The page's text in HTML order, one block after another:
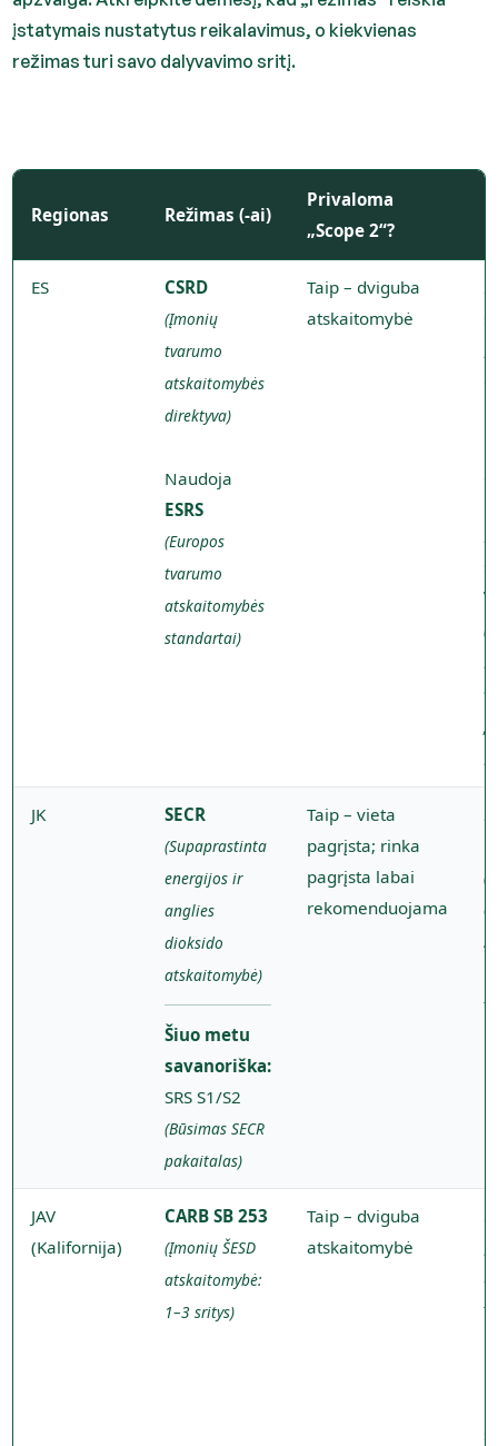
įstatymais nustatytus reikalavimus, o kiekvienas
režimas turi savo dalyvavimo sritį.
Regionas Režimas (-ai)
Privaloma
„Scope 2“?
ES CSRD
(Įmonių
tvarumo
atskaitomybės
direktyva)
Naudoja
ESRS
(Europos
tvarumo
atskaitomybės
standartai)
Taip – dviguba
atskaitomybė
JK SECR
(Supaprastinta
energijos ir
anglies
dioksido
atskaitomybė)
Šiuo metu
savanoriška:
SRS S1/S2
(Būsimas SECR
pakaitalas)
Taip – vieta
pagrįsta; rinka
pagrįsta labai
rekomenduojama
JAV
(Kalifornija)
CARB SB 253
(Įmonių ŠESD
atskaitomybė:
1–3 sritys)
Taip – dviguba
atskaitomybė